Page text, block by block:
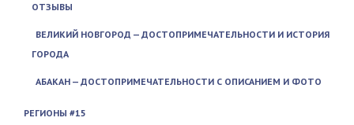
ОТЗЫВЫ
ВЕЛИКИЙ НОВГОРОД — ДОСТОПРИМЕЧАТЕЛЬНОСТИ И ИСТОРИЯ
ГОРОДА
АБАКАН — ДОСТОПРИМЕЧАТЕЛЬНОСТИ С ОПИСАНИЕМ И ФОТО
РЕГИОНЫ #15